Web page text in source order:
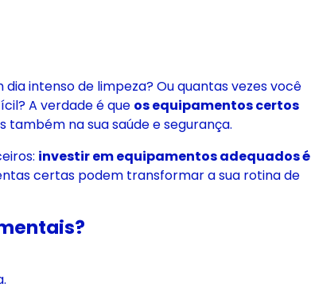
intenso de limpeza? Ou quantas vezes você
A verdade é que os equipamentos certos
também na sua saúde e segurança.
investir em equipamentos adequados é
certas podem transformar a sua rotina de